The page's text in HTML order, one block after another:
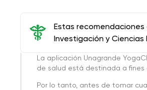
Estas
Investigación y Ciencias
La aplicación Unagrande
de salud está destinada a
Por lo tanto, antes de tomar